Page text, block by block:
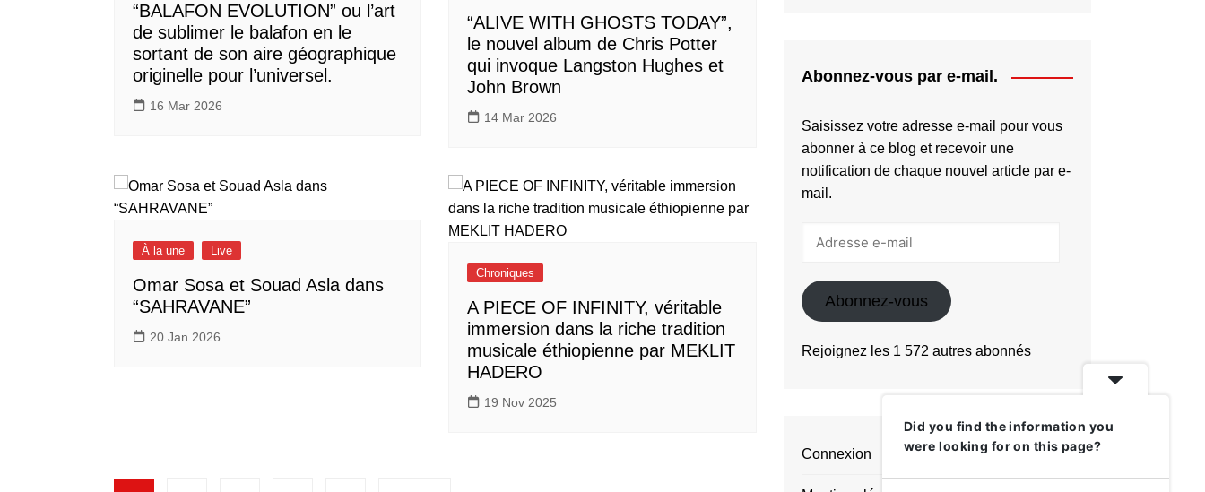
“BALAFON EVOLUTION” ou l’art
de sublimer le balafon en le
sortant de son aire géographique
originelle pour l’universel.
16 Mar 2026
“ALIVE WITH GHOSTS TODAY”,
le nouvel album de Chris Potter
qui invoque Langston Hughes et
John Brown
14 Mar 2026
À la une Live
Omar Sosa et Souad Asla dans
“SAHRAVANE”
20 Jan 2026
Chroniques
A PIECE OF INFINITY, véritable
immersion dans la riche tradition
musicale éthiopienne par MEKLIT
HADERO
19 Nov 2025
Abonnez-vous par e-mail.
Saisissez votre adresse e-mail pour vous
abonner à ce blog et recevoir une
notification de chaque nouvel article par e-
mail.
Abonnez-vous
Rejoignez les 1 572 autres abonnés
Connexion
Did you find the information you
were looking for on this page?